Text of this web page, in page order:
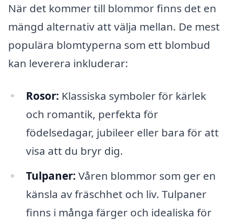
När det kommer till blommor finns det en
mängd alternativ att välja mellan. De mest
populära blomtyperna som ett blombud
kan leverera inkluderar:
Rosor: Klassiska symboler för kärlek
och romantik, perfekta för
födelsedagar, jubileer eller bara för att
visa att du bryr dig.
Tulpaner: Våren blommor som ger en
känsla av fräschhet och liv. Tulpaner
finns i många färger och idealiska för